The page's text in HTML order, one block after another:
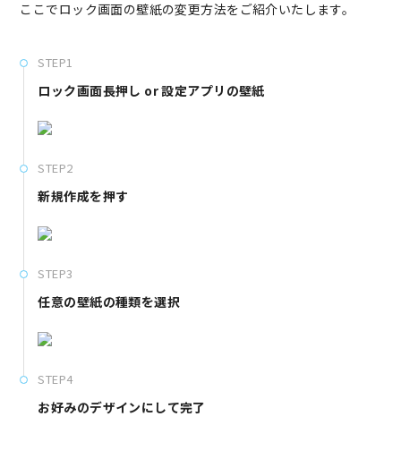
ここでロック画面の壁紙の変更方法をご紹介いたします。
STEP1
ロック画面長押し or 設定アプリの壁紙
STEP2
新規作成を押す
STEP3
任意の壁紙の種類を選択
STEP4
お好みのデザインにして完了